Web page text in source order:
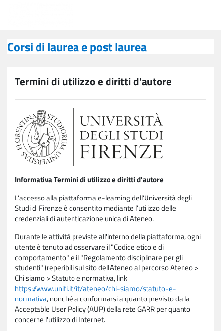
Corsi di laurea e post laurea
Termini di utilizzo e diritti d'autore
Informativa Termini di utilizzo e diritti d'autore
L'accesso alla piattaforma e-learning dell'Università degli
Studi di Firenze è consentito mediante l'utilizzo delle
credenziali di autenticazione unica di Ateneo.
Durante le attività previste all'interno della piattaforma, ogni
utente è tenuto ad osservare il "Codice etico e di
comportamento" e il "Regolamento disciplinare per gli
studenti" (reperibili sul sito dell'Ateneo al percorso Ateneo >
Chi siamo > Statuto e normativa, link
https://www.unifi.it/it/ateneo/chi-siamo/statuto-e-
normativa, nonché a conformarsi a quanto previsto dalla
Acceptable User Policy (AUP) della rete GARR per quanto
concerne l'utilizzo di Internet.